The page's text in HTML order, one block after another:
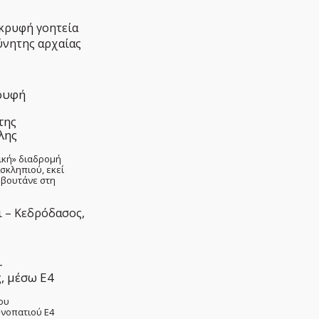
διαδρομή
εκεί
στη
μέσω E4
Ε4